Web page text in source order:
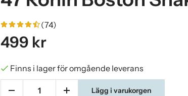
(74)
499 kr
Finns i lager för omgående leverans
Lägg i varukorgen